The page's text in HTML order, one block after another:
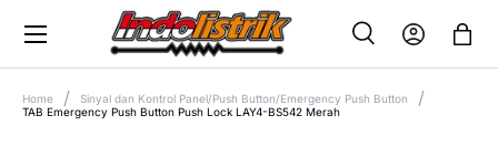
SKIP TO CONTENT
SEARCH
SearchLog in Bag
Home
Sinyal dan Kontrol Panel/Push Button/Emergency Push Button
TAB Emergency Push Button Push Lock LAY4-BS542 Merah